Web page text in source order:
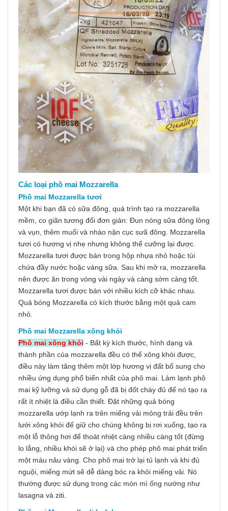
Các loại phô mai Mozzarella
Phô mai Mozzarella tươi
Một khi bạn đã có sữa đông, quá trình tạo ra mozzarella
mềm, co giãn tương đối đơn giản: Đun nóng sữa đông lỏng
và vụn, thêm muối và nhào nặn cục sưã đông. Mozzarella
tươi có hương vị nhẹ nhưng không thể cưỡng lại được.
Mozzarella tươi được bán trong hộp nhựa nhỏ hoặc túi
chứa đầy nước hoặc váng sữa. Sau khi mở ra, mozzarella
nên được ăn trong vòng vài ngày và càng sớm càng tốt.
Mozzarella tươi được bán với nhiều kích cỡ khác nhau.
Quả bóng Mozzarella có kích thước bằng một quả cam
nhỏ.
Phô mai Mozzarella xông khói
Phô mai xông khói - Bất kỳ kích thước, hình dạng và
thành phần của mozzarella đều có thể xông khói được,
điều này làm tăng thêm một lớp hương vị đất bổ sung cho
nhiều ứng dụng phổ biến nhất của phô mai. Làm lạnh phô
mai kỹ lưỡng và sử dụng gỗ đã bị đốt cháy đủ để nó tạo ra
rất ít nhiệt là điều cần thiết. Đặt những quả bóng
mozzarella ướp lạnh ra trên miếng vải mỏng trải đều trên
lưới xông khói để giữ cho chúng không bị rơi xuống, tạo ra
một lỗ thông hơi để thoát nhiệt càng nhiều càng tốt (đừng
lo lắng, nhiều khói sẽ ở lại) và cho phép phô mai phát triển
một màu nâu vàng. Cho phô mai trở lại tủ lạnh và khi đủ
nguội, miếng mứt sẽ dễ dàng bóc ra khỏi miếng vải. Nó
thường được sử dụng trong các món mì ống nướng như
lasagna và ziti.